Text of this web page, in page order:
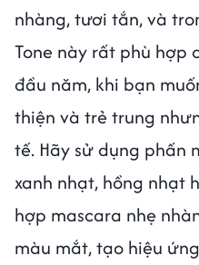
nhàng, tươi tắn, và
Tone này rất phù hợp
đầu năm, khi bạn
thiện và trẻ trung
tế. Hãy sử dụng phấn
xanh nhạt, hồng nhạt
hợp mascara nhẹ
màu mắt, tạo hiệu